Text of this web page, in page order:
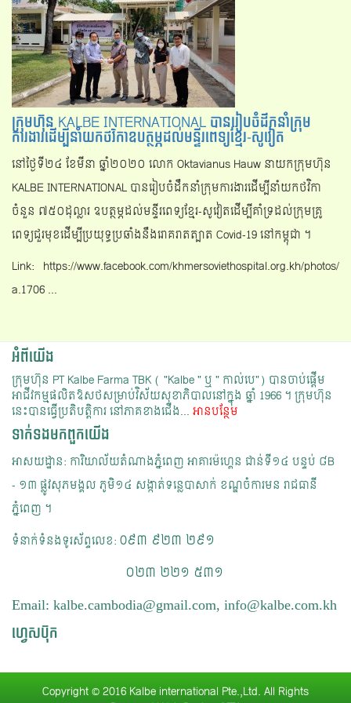
ក្រុមហ៊ុន KALBE INTERNATIONAL បានរៀបចំដឹកនាំក្រុម
ការងារដើម្បីនាំយកថវិកាឧបត្ថម្ភដល់មន្ទីរពេទ្យខ្មែរ-សូវៀត
នៅថ្ងៃទី២៤ ខែមីនា ឆ្នាំ២០២០ លោក Oktavianus Hauw នាយកក្រុមហ៊ុន
KALBE INTERNATIONAL បានរៀបចំដឹកនាំក្រុមការងារដើម្បីនាំយកថវិកា
ចំនួន ៧៥០ដុល្លារ ឧបត្ថម្ភដល់មន្ទីរពេទ្យខ្មែរ-សូវៀតដើម្បីគាំទ្រដល់ក្រុមគ្រូ
ពេទ្យជួរមុខដើម្បីប្រយុទ្ធប្រឆាំងនឹងរោគរាតត្បាត Covid-19 នៅកម្ពុជា ។
Link: https://www.facebook.com/khmersoviethospital.org.kh/photos/
a.1706 ...
អំពីយើង
ក្រុមហ៊ុន PT Kalbe Farma TBK ( "Kalbe " ឬ " កាល់បេ") បានចាប់ផ្ដើម
អាជីវកម្មផលិតឱសថសម្រាប់វិស័យសុខាភិបាលនៅក្នុង ឆ្នាំ 1966 ។​ ក្រុមហ៊ុន
នេះបានធ្វើប្រតិបត្តិការ នៅភាគខាងជើង... អានបន្ថែម
ទាក់ទង​មក​ពួក​យើង
អាសយដ្ឋាន: ការិយាល័យ​តំណាងភ្នំពេញ អាគារម៉ហ្គេន​ ជាន់ទី១៤ បន្ទប់ ៨B
- ១៣​ ផ្លូវសុភមង្គល ភូមិ១៤ សង្កាត់ទន្លេបាសាក់ ខណ្ឌចំការមន រាជធានី
ភ្នំពេញ ។​
ទំនាក់ទំនងទូរស័ព្ទលេខ: 0៩៣​ ៩២៣ ២៩១
​​​​​​​​ ០២៣ ២២១ ៥៣១
Email: kalbe.cambodia@gmail.com, info@kalbe.com.kh
ហ្វេសប៊ុក
Copyright © 2016 Kalbe international Pte.,Ltd. All Rights